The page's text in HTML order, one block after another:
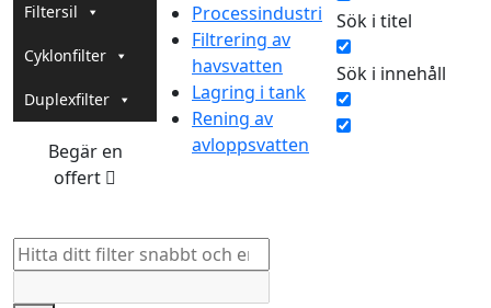
Filtersil
Cyklonfilter
Duplexfilter
Begär en
offert
Processindustri
Filtrering av
havsvatten
Lagring i tank
Rening av
avloppsvatten
Sök i titel
Sök i innehåll